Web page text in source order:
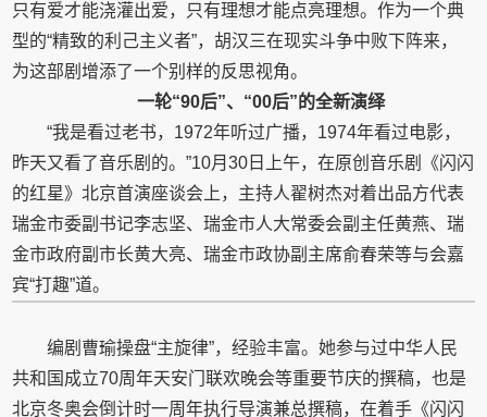
只有爱才能浇灌出爱，只有理想才能点亮理想。作为一个典
型的“精致的利己主义者”，胡汉三在现实斗争中败下阵来，
为这部剧增添了一个别样的反思视角。
一轮“90后”、“00后”的全新演绎
“我是看过老书，1972年听过广播，1974年看过电影，
昨天又看了音乐剧的。”10月30日上午，在原创音乐剧《闪闪
的红星》北京首演座谈会上，主持人翟树杰对着出品方代表
瑞金市委副书记李志坚、瑞金市人大常委会副主任黄燕、瑞
金市政府副市长黄大亮、瑞金市政协副主席俞春荣等与会嘉
宾“打趣”道。
编剧曹瑜操盘“主旋律”，经验丰富。她参与过中华人民
共和国成立70周年天安门联欢晚会等重要节庆的撰稿，也是
北京冬奥会倒计时一周年执行导演兼总撰稿，在着手《闪闪